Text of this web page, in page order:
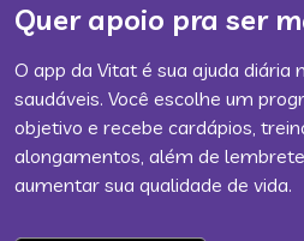
Quer apoio pra ser
O app da Vitat é sua ajuda diária
saudáveis. Você escolhe um
objetivo e recebe cardápios,
alongamentos, além de
aumentar sua qualidade de vida.